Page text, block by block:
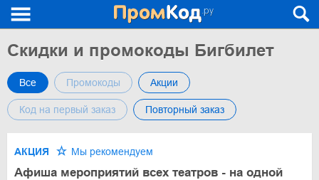
Скидки и промокоды Бигбилет
Все Промокоды Акции
Код на первый заказ Повторный заказ
АКЦИЯ Мы рекомендуем
Афиша мероприятий всех театров - на одной